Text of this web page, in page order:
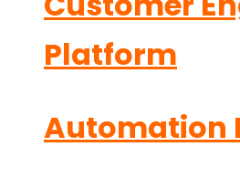
Platform
Automation